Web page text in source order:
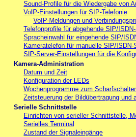
Sound-Profile für die Wiedergabe von
VoIP-Einstellungen für SIP-Telefonie
VoIP-Meldungen und
Telefonprofile für abgehende SIP/
Spracheinwahl für eingehende SIP/
Kameratelefon für manuelle SIP/
SIP-Server-Einstellungen für die
Kamera-Administration
Datum und Zeit
Konfiguration der LEDs
Wochenprogramme zum
Zeitsteuerung der Bildübertragung und
Serielle Schnittstelle
Einrichten von serieller Schnittstelle,
Serielles Terminal
Zustand der Signaleingänge